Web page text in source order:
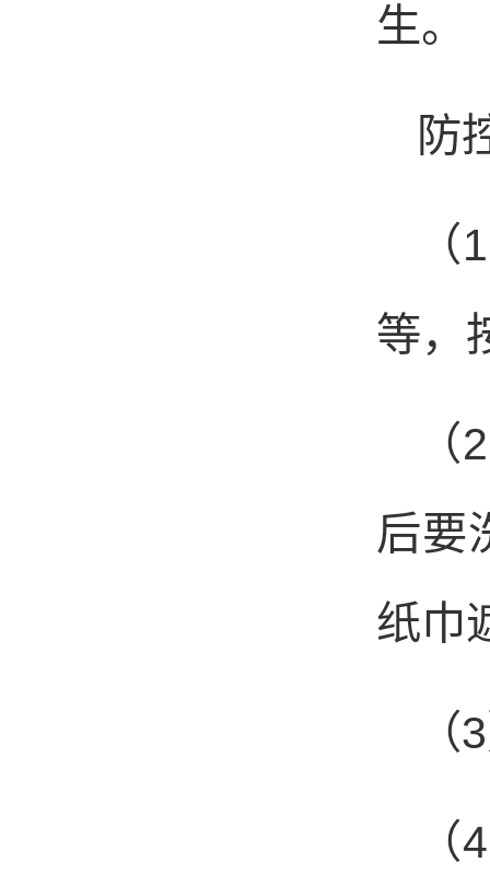
生。
防
（1
等，
（2
后要
纸巾
（3
（4